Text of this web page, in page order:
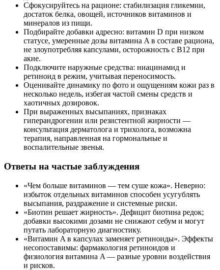
Сфокусируйтесь на рационе: стабилизация гликемии,
достаток белка, овощей, источников витаминов и
минералов из пищи.
Подбирайте добавки адресно: витамин D при низком
статусе, умеренные дозы витамина A в составе рациона,
не злоупотребляя капсулами, осторожность с B12 при
акне.
Подключите наружные средства: ниацинамид и
ретиноид в режим, учитывая переносимость.
Оценивайте динамику по фото и ощущениям кожи раз в
несколько недель, избегая частой смены средств и
хаотичных дозировок.
При выраженных высыпаниях, признаках
гиперандрогении или резистентной жирности —
консультация дерматолога и трихолога, возможна
терапия, направленная на гормональные и
воспалительные звенья.
Ответы на частые заблуждения
«Чем больше витаминов — тем суше кожа». Неверно:
избыток отдельных витаминов способен усугублять
высыпания, раздражение и системные риски.
«Биотин решает жирность». Дефицит биотина редок;
добавки высокими дозами не снижают себум и могут
путать лабораторную диагностику.
«Витамин A в капсулах заменяет ретиноиды». Эффекты
несопоставимы: фармакология ретиноидов и
физиология витамина A — разные уровни воздействия
и рисков.